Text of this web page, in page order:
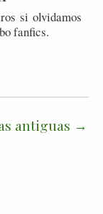
si olvidamos
fanfics.
antiguas